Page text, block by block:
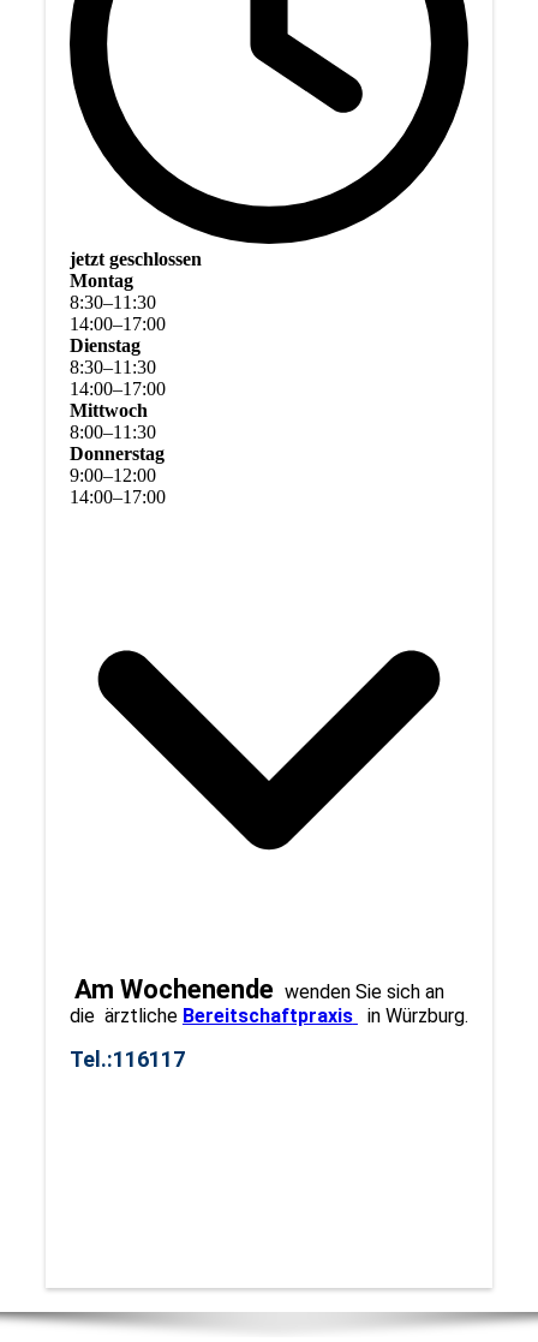
jetzt geschlossen
Montag
8:30–11 :30
14:00–17:00
Dienstag
8:30–11 :30
14:00–17:00
Mittwoch
8:00–11 :30
Donnerstag
9:00–12:00
14:00–17:00
Am Wochenende wenden Sie sich an
die ärztliche Bereitschaftpraxis in Würzburg.
Tel.:116117